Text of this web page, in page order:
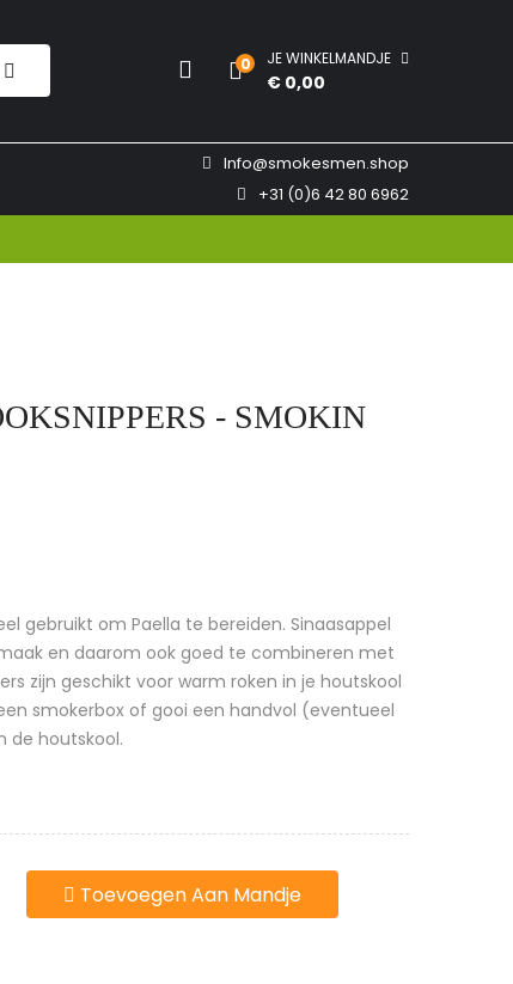
0 JE WINKELMANDJE
€ 0,00
Info@smokesmen.shop
+31 (0)6 42 80 6962
- SMOKIN
gebruikt om Paella te bereiden. Sinaasappel
en daarom ook goed te combineren met
zijn geschikt voor warm roken in je houtskool
smokerbox of gooi een handvol (eventueel
de houtskool.
Toevoegen Aan Mandje